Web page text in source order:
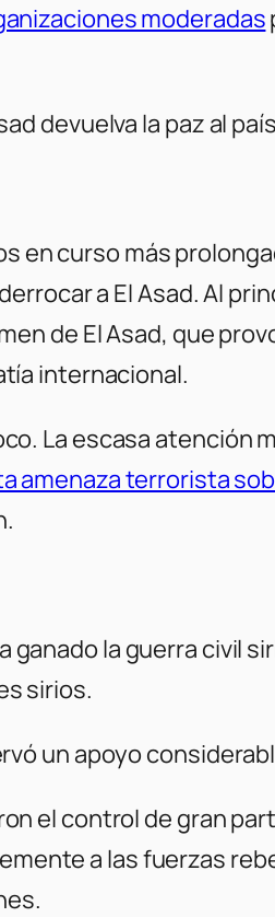
moderadas
devuelva la paz al
en curso más
a El Asad. Al
de El Asad, que
internacional.
La escasa atención
amenaza terrorista
ganado la guerra civil
sirios.
un apoyo
el control de gran
a las fuerzas